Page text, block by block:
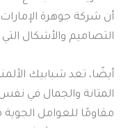
أن شركة جوهرة
التصاميم والأشكال
أيضًا، تعد شبابيك
المتانة والجمال في نفس
مقاومًا للعوامل الجوية